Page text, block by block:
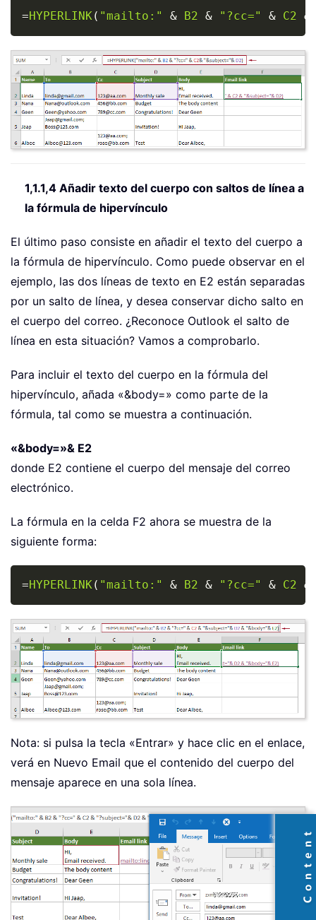
=HYPERLINK( "mailto:" & B2 & "?cc=" & C2 &
Copy
1,1.1,4 Añadir texto del cuerpo con saltos de línea a
la fórmula de hipervínculo
El último paso consiste en añadir el texto del cuerpo a
la fórmula de hipervínculo. Como puede observar en el
ejemplo, las dos líneas de texto en E2 están separadas
por un salto de línea, y desea conservar dicho salto en
el cuerpo del correo. ¿Reconoce Outlook el salto de
línea en esta situación? Vamos a comprobarlo.
Para incluir el texto del cuerpo en la fórmula del
hipervínculo, añada «&body=» como parte de la
fórmula, tal como se muestra a continuación.
«&body=»& E2
donde E2 contiene el cuerpo del mensaje del correo
electrónico.
La fórmula en la celda F2 ahora se muestra de la
siguiente forma:
=HYPERLINK( "mailto:" & B2 & "?cc=" & C2 &
Copy
Nota: si pulsa la tecla «Entrar» y hace clic en el enlace,
verá en Nuevo Email que el contenido del cuerpo del
mensaje aparece en una sola línea.